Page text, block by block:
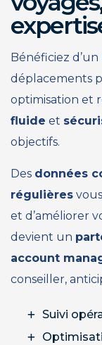
Bénéficiez d’un
déplacements
optimisation et
fluide et
objectifs.
Des données
régulières
et d’améliorer
devient un
account
conseiller,
Suivi